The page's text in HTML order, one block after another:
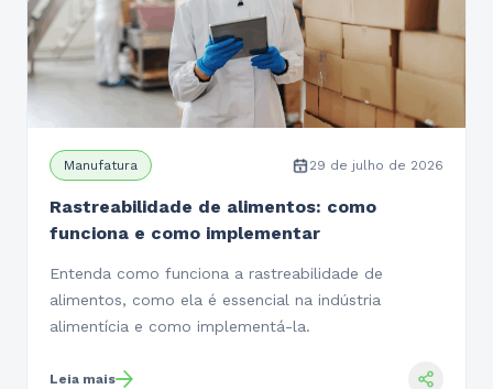
Manufatura 29 de julho de 2026
Rastreabilidade de alimentos: como
funciona e como implementar
Entenda como funciona a rastreabilidade de
alimentos, como ela é essencial na indústria
alimentícia e como implementá-la.
Leia mais